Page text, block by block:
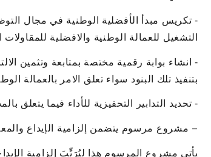
‐ تكريس مبدأ الأفضلية الوطنية في مجال
التشغيل للعمالة الوطنية والافضلية
‐ انشاء بوابة رقمية مختصة بمتابعة وتثمين
بتنفيذ تلك البنود سواء تعلق الامر بالعمالة
‐ تحديد التدابير التحفيزية للأداء فيما
– مشروع مرسوم يتضمن إلزامية الإيداع
يأتي مشروع المرسوم هذا لِيُرَتِّبَ إلزامية